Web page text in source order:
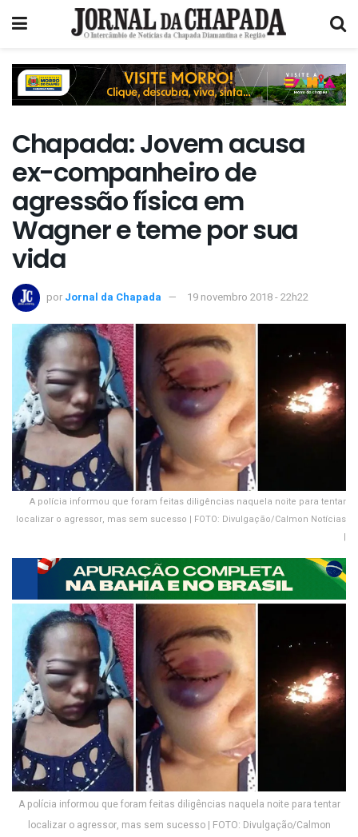
Chapada: Jovem acusa
ex-companheiro de
agressão física em
Wagner e teme por sua
vida
por Jornal da Chapada 19 novembro 2018 - 22h22
A polícia informou que foram feitas diligências naquela noite para tentar
localizar o agressor, mas sem sucesso | FOTO: Divulgação/Calmon Notícias
|
A polícia informou que foram feitas diligências naquela noite para tentar
localizar o agressor, mas sem sucesso | FOTO: Divulgação/Calmon